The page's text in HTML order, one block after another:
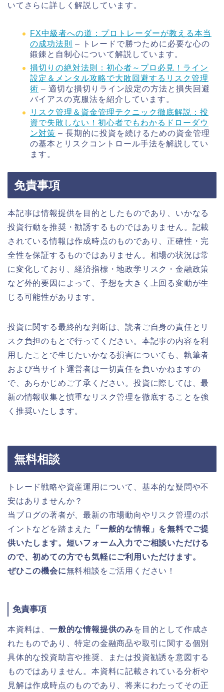
いてさらに詳しく解説しています。
FX中級者への道：プロトレーダーが教える本当
の成功法則 – トレードで勝つために必要な心の
鍛錬と自制心について解説しています。
損切りの絶対法則：初心者～プロ必見！ライン
設定＆メンタル攻略で大敗回避するリスク管理
術 – 適切な損切りライン設定の方法と損失回避
バイアスの克服法を紹介しています。
リスク管理＆資金管理テクニック徹底解説：投
資で失敗しない！初心者でもわかるドローダウ
ン対策 – 長期的に投資を続けるための資金管理
の基本とリスクコントロール手法を解説してい
ます。
免責事項
本記事は情報提供を目的としたものであり、いかなる
投資行動を推奨・勧誘するものではありません。記載
されている情報は作成時点のものであり、正確性・完
全性を保証するものではありません。相場の状況は常
に変化しており、経済指標・地政学リスク・金融政策
など外的要因によって、予想を大きく上回る変動が生
じる可能性があります。
投資に関する最終的な判断は、読者ご自身の責任とリ
スク負担のもとで行ってください。本記事の内容を利
用したことで生じたいかなる損害についても、執筆者
および当サイト運営者は一切責任を負いかねますの
で、あらかじめご了承ください。投資に際しては、最
新の情報収集と慎重なリスク管理を徹底することを強
く推奨いたします。
無料相談
トレード戦略や資産運用について、基本的な疑問や不
安はありませんか？
当ブログの著者が、最新の市場動向やリスク管理のポ
イントなどを踏まえた
「一般的な情報」を無料でご提
供いたします。短いフォーム入力でご相談いただける
ので、初めての方でも気軽にご利用いただけます。
ぜひこの機会に無料相談をご活用ください！
免責事項
本資料は、 一般的な情報提供のみを目的として作成さ
れたものであり、特定の金融商品や取引に関する個別
具体的な投資助言や推奨、または投資勧誘を意図する
ものではありません。本資料に記載されている分析や
見解は作成時点のものであり、将来にわたってその正